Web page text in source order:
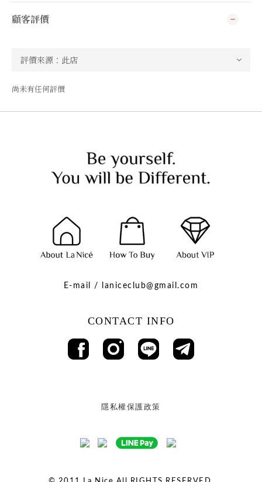
顧客評價
尚未有任何評價
E-mail / laniceclub@gmail.com
CONTACT INFO
隱私權保護政策